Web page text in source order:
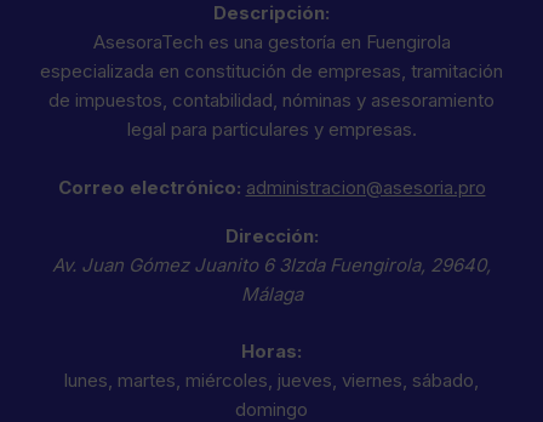
Descripción:
AsesoraTech es una gestoría en Fuengirola
especializada en constitución de empresas, tramitación
de impuestos, contabilidad, nóminas y asesoramiento
legal para particulares y empresas.
Correo electrónico: administracion@asesoria.pro
Dirección:
Av. Juan Gómez Juanito 6 3Izda Fuengirola, 29640,
Málaga
Horas:
lunes, martes, miércoles, jueves, viernes, sábado,
domingo